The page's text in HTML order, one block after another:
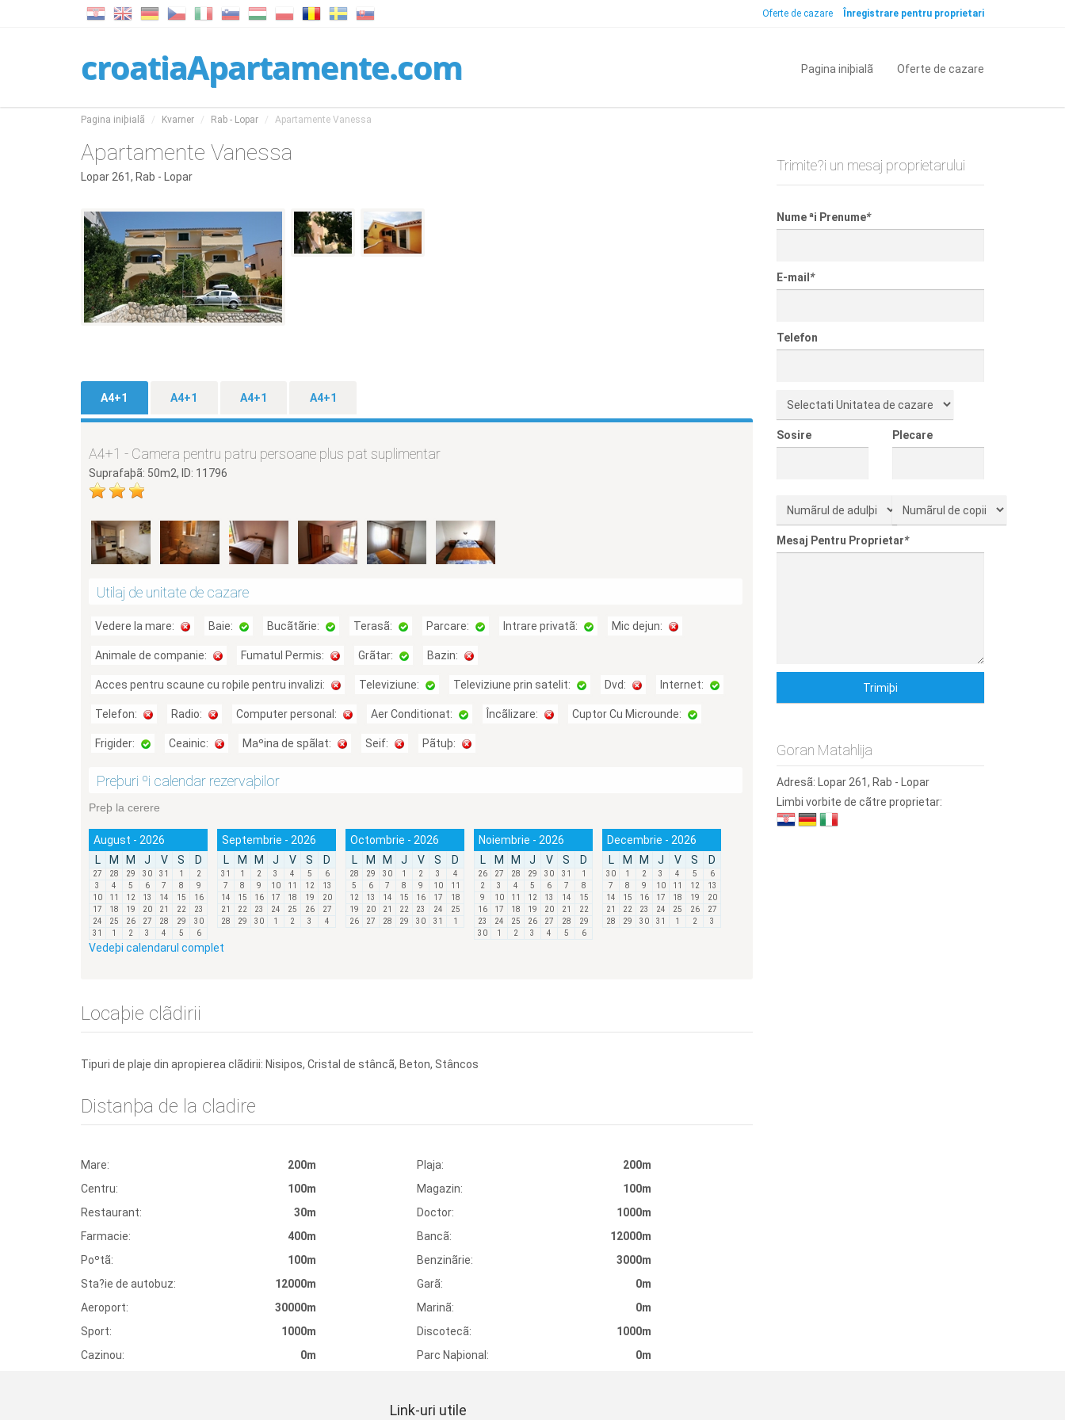
Oferte de cazare Înregistrare pentru proprietari
croatiaApartamente.com Pagina iniþialã Oferte de cazare
Pagina iniþialã Kvarner Rab - Lopar Apartamente Vanessa
Apartamente Vanessa
Lopar 261, Rab - Lopar
A4+1 A4+1 A4+1 A4+1
A4+1 - Camera pentru patru persoane plus pat suplimentar
Suprafaþã: 50m2, ID: 11796
Utilaj de unitate de cazare
Vedere la mare: Baie: Bucãtãrie: Terasã: Parcare: Intrare privatã: Mic dejun:
Animale de companie: Fumatul Permis: Grãtar: Bazin:
Acces pentru scaune cu roþile pentru invalizi: Televiziune: Televiziune prin satelit: Dvd: Internet:
Telefon: Radio: Computer personal: Aer Conditionat: Încãlizare: Cuptor Cu Microunde:
Frigider: Ceainic: Maºina de spãlat: Seif: Pãtuþ:
Preþuri ºi calendar rezervaþilor
Preþ la cerere
August - 2026
L
M M J V S D
27 28 29 30 31 1
2
3
4 5 6 7 8
9
10
11 12 13 14 15
16
17
18 19 20 21 22
23
24
25 26 27 28 29
30
31
1 2 3 4 5 6
Septembrie - 2026
L
M M J V S D
31 1 2 3 4 5
6
7
8 9 10 11 12
13
14
15 16 17 18 19
20
21
22 23 24 25 26
27
28
29 30 1 2 3 4
Octombrie - 2026
L
M M J V S D
28 29 30 1 2 3
4
5
6 7 8 9 10
11
12
13 14 15 16 17
18
19
20 21 22 23 24
25
26
27 28 29 30 31 1
Noiembrie - 2026
L
M M J V S D
26 27 28 29 30 31
1
2
3 4 5 6 7
8
9
10 11 12 13 14
15
16
17 18 19 20 21
22
23
24 25 26 27 28
29
30
1 2 3 4 5 6
Decembrie - 2026
L
M M J V S D
30 1 2 3 4 5
6
7
8 9 10 11 12
13
14
15 16 17 18 19
20
21
22 23 24 25 26
27
28
29 30 31 1 2 3
Vedeþi calendarul complet
Locaþie clãdirii
Tipuri de plaje din apropierea clãdirii: Nisipos, Cristal de stâncã, Beton, Stâncos
Distanþa de la cladire
Mare: 200m Plaja:
200m
Centru:
100m Magazin:
100m
Restaurant:
30m Doctor:
1000m
Farmacie:
400m Bancã:
12000m
Poºtã:
100m Benzinãrie:
3000m
Sta?ie de autobuz:
12000m Garã:
0m
Aeroport:
30000m Marinã:
0m
Sport:
1000m Discotecã:
1000m
Cazinou:
0m Parc Naþional: 0m
Trimite?i un mesaj proprietarului
Nume ªi Prenume*
E-mail *
Telefon
Sosire Plecare
Mesaj Pentru Proprietar*
Goran Matahlija
Adresã:
Lopar 261, Rab - Lopar
Limbi vorbite de cãtre proprietar:
Link-uri utile